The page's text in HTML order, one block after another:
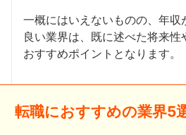
一概にはいえないものの、年収
良い業界は、既に述べた将来性
おすすめポイントとなります。
転職におすすめの業界5